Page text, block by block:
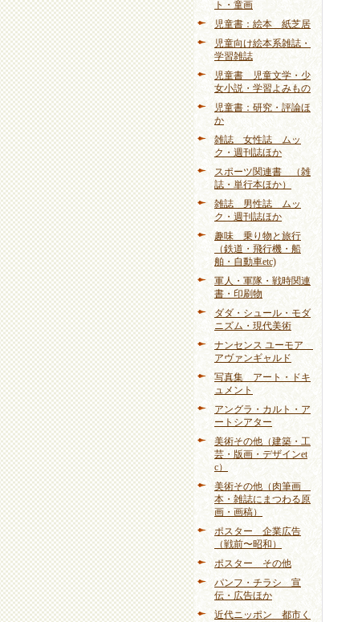
ト・童画
児童書：絵本 紙芝居
児童向け絵本系雑誌・
学習雑誌
児童書 児童文学・少
女小説・学習よみもの
児童書：研究・評論ほ
か
雑誌 女性誌 ムッ
ク・週刊誌ほか
スポーツ関連書 （雑
誌・単行本ほか）
雑誌 男性誌 ムッ
ク・週刊誌ほか
趣味 乗り物と旅行
（鉄道・飛行機・船
舶・自動車etc)
軍人・軍隊・戦時関連
書・印刷物
ダダ・シュール・モダ
ニズム・現代美術
ナンセンス ユーモア
アヴァンギャルド
写真集 アート・ドキ
ュメント
アングラ・カルト・ア
ートシアター
美術その他（建築・工
芸・版画・デザインet
c）
美術その他（肉筆画
本・雑誌にまつわる原
画・画稿）
ポスター 企業広告
（戦前〜昭和）
ポスター その他
パンフ・チラシ 宣
伝・広告ほか
近代ニッポン 都市く